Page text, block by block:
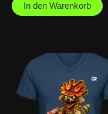
In den Warenkorb